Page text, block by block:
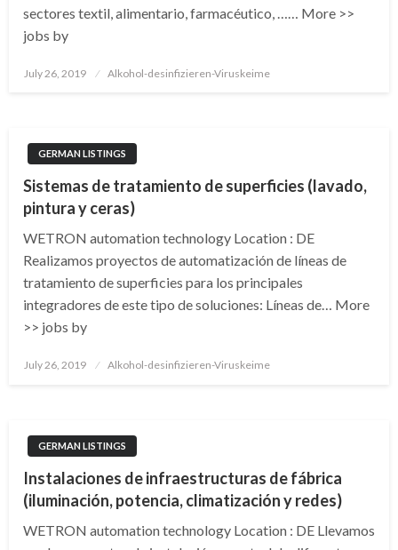
sectores textil, alimentario, farmacéutico, …… More >>
jobs by
Posted
July 26, 2019 Alkohol-desinfizieren-Viruskeime
GERMAN LISTINGS
Sistemas de tratamiento de superficies (lavado,
pintura y ceras)
WETRON automation technology Location : DE
Realizamos proyectos de automatización de líneas de
tratamiento de superficies para los principales
integradores de este tipo de soluciones: Líneas de… More
>> jobs by
Posted
July 26, 2019 Alkohol-desinfizieren-Viruskeime
GERMAN LISTINGS
Instalaciones de infraestructuras de fábrica
(iluminación, potencia, climatización y redes)
WETRON automation technology Location : DE Llevamos